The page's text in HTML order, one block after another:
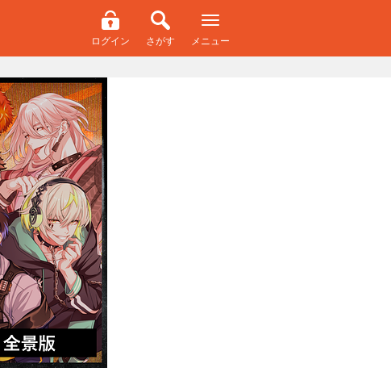
ログイン さがす メニュー